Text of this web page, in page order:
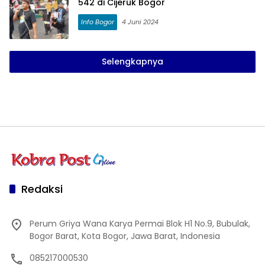
Info Bogor 4 Juni 2024
Selengkapnya
Redaksi
Perum Griya Wana Karya Permai Blok H1 No.9, Bubulak,
Bogor Barat, Kota Bogor, Jawa Barat, Indonesia
085217000530